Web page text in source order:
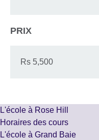
PRIX
Rs 5,500
L'école à Rose Hill
Horaires des cours
L'école à Grand Baie